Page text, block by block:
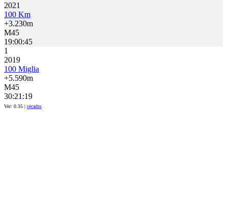
2021
100 Km
+3.230m
M45
19:00:45
1
2019
100 Miglia
+5.590m
M45
30:21:19
Ver: 0.35 | cecadm